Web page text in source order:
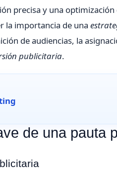
precisa y una
la importancia de una
de audiencias, la
publicitaria.
de una pauta